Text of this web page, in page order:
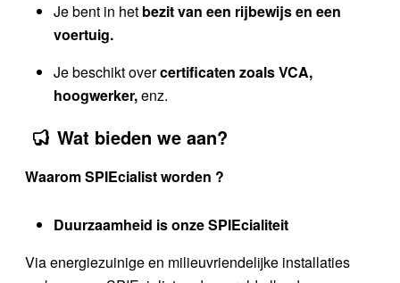
Je bent in het bezit van een rijbewijs en een
voertuig.
Je beschikt overcertificaten zoals VCA,
hoogwerker,enz.
Wat bieden we aan?
Waarom SPIEcialist worden ?
Duurzaamheid is onze SPIEcialiteit
Via energiezuinige en milieuvriendelijke installaties